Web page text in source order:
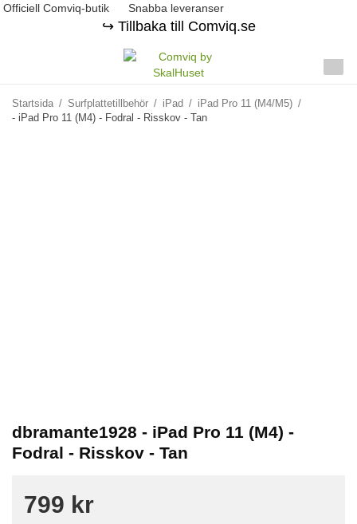
Officiell Comviq-butik Snabba leveranser
↪️ Tillbaka till Comviq.se
Startsida / Surfplattetillbehör / iPad / iPad Pro 11 (M4/M5) /
- iPad Pro 11 (M4) - Fodral - Risskov - Tan
dbramante1928 - iPad Pro 11 (M4) -
Fodral - Risskov - Tan
799 kr